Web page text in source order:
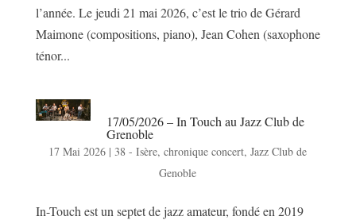
l’année. Le jeudi 21 mai 2026, c’est le trio de Gérard
Maimone (compositions, piano), Jean Cohen (saxophone
ténor...
17/05/2026 – In Touch au Jazz Club de
Grenoble
17 Mai 2026 |38 - Isère,chronique concert,Jazz Club de
Genoble
In-Touch est un septet de jazz amateur, fondé en 2019